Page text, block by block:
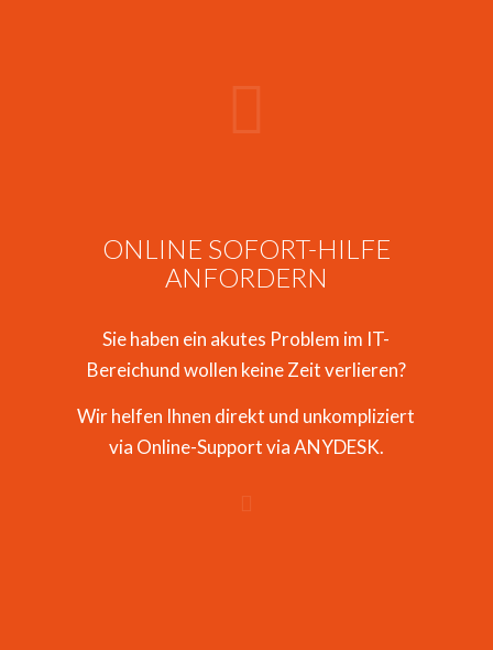
ONLINE SOFORT-HILFE
ANFORDERN
Sie haben ein akutes Problem im IT-
Bereichund wollen keine Zeit verlieren?
Wir helfen Ihnen direkt und unkompliziert
via Online-Support via ANYDESK.